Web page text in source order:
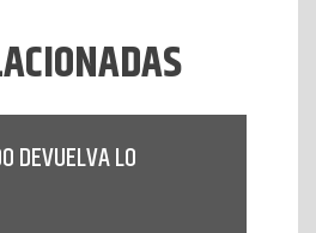
DEVUELVA LO